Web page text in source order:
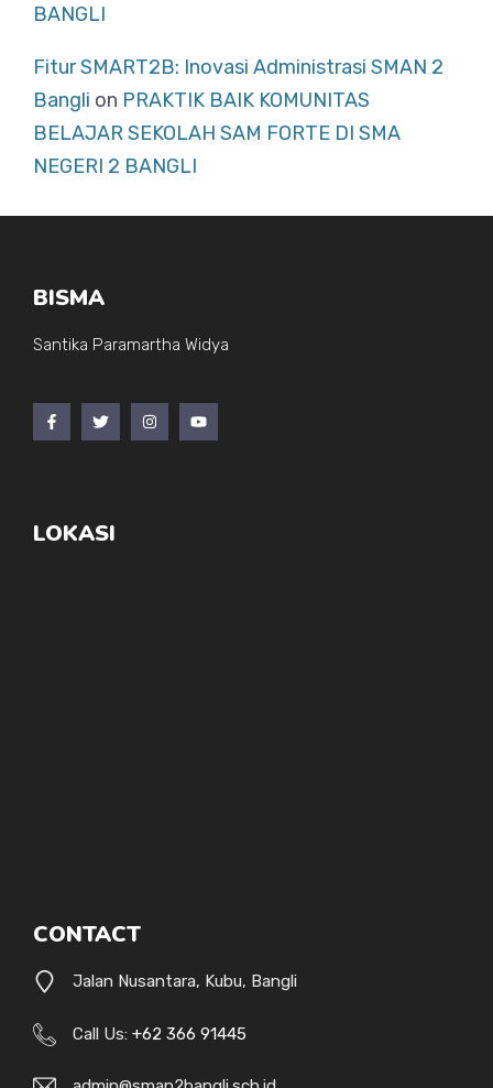
BANGLI
Fitur SMART2B: Inovasi Administrasi SMAN 2
Bangli on PRAKTIK BAIK KOMUNITAS
BELAJAR SEKOLAH SAM FORTE DI SMA
NEGERI 2 BANGLI
BISMA
Santika Paramartha Widya
LOKASI
CONTACT
Jalan Nusantara, Kubu, Bangli
Call Us: +62 366 91445